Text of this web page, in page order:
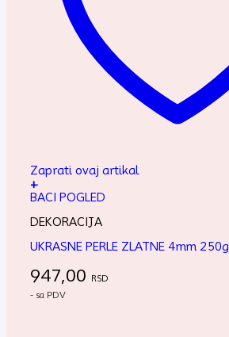
Zaprati ovaj artikal
+
BACI POGLED
DEKORACIJA
UKRASNE PERLE ZLATNE 4mm 250g
947,00 RSD
- sa PDV